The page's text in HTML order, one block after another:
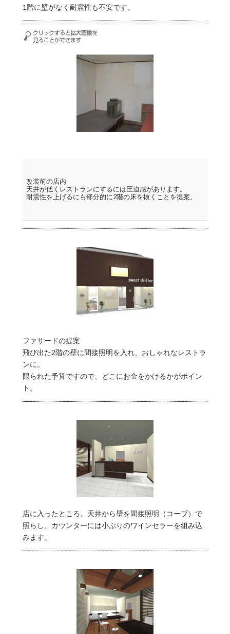
1階に壁がなく耐震性も不安です。
改装前の店内
天井が低くレストランにするには圧迫感があります。
耐震性を上げるにも部分的に2階の床を抜くことを提案。
ファサードの提案
飛び出た2階の壁に間接照明を入れ、おしゃれなレストラ
ンに。
限られた予算ですので、どこにお金をかけるかがポイン
ト。
店に入ったところ。天井から壁を間接照明（コーブ）で
照らし、カウンターには小ぶりのワインセラーを組み込
みます。